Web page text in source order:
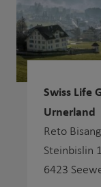
Swiss Life
Urnerland
Reto Bisang
Steinbislin
6423